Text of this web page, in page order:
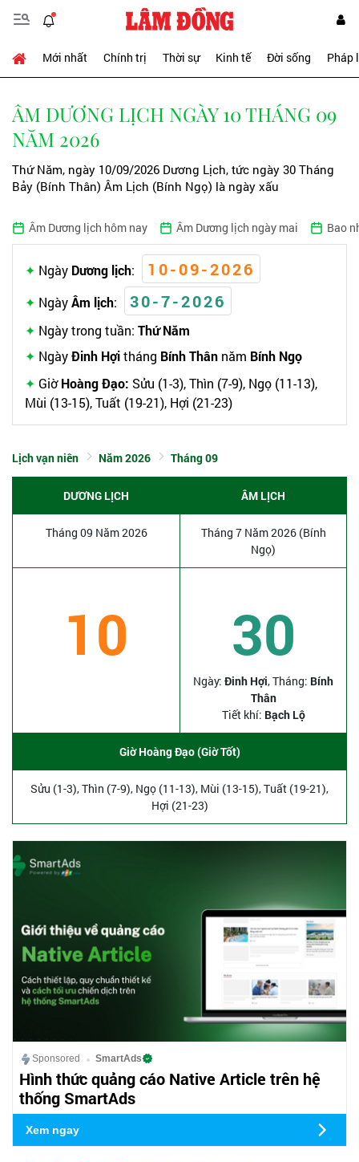
Mới nhất Chính trị Thời sự Kinh tế Đời sống Pháp
ÂM DƯƠNG LỊCH NGÀY 10 THÁNG 09
NĂM 2026
Thứ Năm, ngày 10/09/2026 Dương Lịch, tức ngày 30 Tháng
Bảy (Bính Thân) Âm Lịch (Bính Ngọ) là ngày xấu
Âm Dương lịch hôm nay Âm Dương lịch ngày mai Bao
Ngày Dương lịch: 10-09-2026
NgàyÂm lịch: 30-7-2026
Ngày trong tuần: Thứ Năm
NgàyĐinh Hợitháng Bính Thân năm Bính Ngọ
GiờHoàng Đạo: Sửu (1-3), Thìn (7-9), Ngọ (11-13),
Mùi (13-15), Tuất (19-21), Hợi (21-23)
Lịch vạn niên Năm 2026 Tháng 09
DƯƠNG LỊCH ÂM LỊCH
Tháng 09 Năm 2026
Tháng 7 Năm 2026 (Bính
Ngọ)
10 30
Ngày: Đinh Hợi, Tháng: Bính
Thân
Tiết khí: Bạch Lộ
Giờ Hoàng Đạo (Giờ Tốt)
Sửu (1-3), Thìn (7-9), Ngọ (11-13), Mùi (13-15), Tuất (19-21),
Hợi (21-23)
Sponsored SmartAds
Hình thức quảng cáo Native Article trên hệ
thống SmartAds
Xem ngay